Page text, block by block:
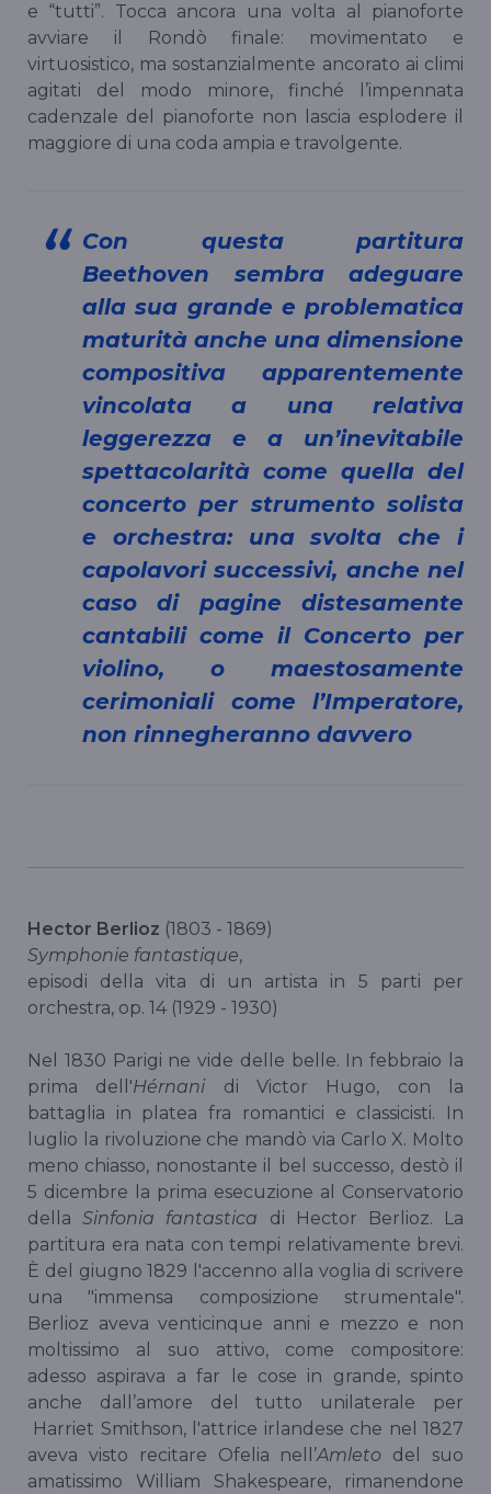
e “tutti”. Tocca ancora una volta al pianoforte
avviare il Rondò finale: movimentato e
virtuosistico, ma sostanzialmente ancorato ai climi
agitati del modo minore, finché l’impennata
cadenzale del pianoforte non lascia esplodere il
maggiore di una coda ampia e travolgente.
Con questa partitura
Beethoven sembra adeguare
alla sua grande e problematica
maturità anche una dimensione
compositiva apparentemente
vincolata a una relativa
leggerezza e a un’inevitabile
spettacolarità come quella del
concerto per strumento solista
e orchestra: una svolta che i
capolavori successivi, anche nel
caso di pagine distesamente
cantabili come il Concerto per
violino, o maestosamente
cerimoniali come l’Imperatore,
non rinnegheranno davvero
Hector Berlioz (1803 - 1869)
Symphonie fantastique,
episodi della vita di un artista in 5 parti per
orchestra, op. 14 (1929 - 1930)
Nel 1830 Parigi ne vide delle belle. In febbraio la
prima dell'Hérnani di Victor Hugo, con la
battaglia in platea fra romantici e classicisti. In
luglio la rivoluzione che mandò via Carlo X. Molto
meno chiasso, nonostante il bel successo, destò il
5 dicembre la prima esecuzione al Conservatorio
dellaSinfonia fantastica di Hector Berlioz. La
partitura era nata con tempi relativamente brevi.
È del giugno 1829 l'accenno alla voglia di scrivere
una "immensa composizione strumentale".
Berlioz aveva venticinque anni e mezzo e non
moltissimo al suo attivo, come compositore:
adesso aspirava a far le cose in grande, spinto
anche dall’amore del tutto unilaterale per
Harriet Smithson, l'attrice irlandese che nel 1827
aveva visto recitare Ofelia nell’Amleto del suo
amatissimo William Shakespeare, rimanendone